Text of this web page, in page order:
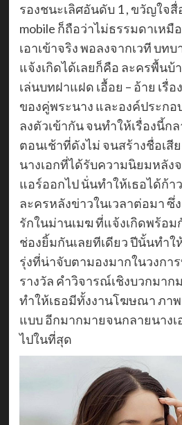
รองชนะเลิศอันดับ 1 , ขวัญใจ
mobile ก็ถือว่าไม่ธรรมดาเหมื
เอาเข้าจริง พอลงจากเวที บท
แจ้งเกิดได้เลยก็คือ ละครพื้นบ้
เล่นบทฝาแฝด เอื้อย – อ้าย เรื่
ของคู่พระนาง และองค์ประก
ลงตัวเข้ากัน จนทำให้เรื่องนี้ก
ตอนเช้าที่ดังไม่ จนสร้างชื่อเสี
นางเอกที่ได้รับความนิยมหลัง
แอร์ออกไป นั่นทำให้เธอได้ก้า
ละครหลังข่าวในเวลาต่อมา ซึ่
รักในม่านเมฆ ที่แจ้งเกิดพร้อ
ช่องยิ้มกันเลยทีเดียว ปีนั้นทำใ
รุ่งที่น่าจับตามองมากในวงกา
รางวัล คำวิจารณ์เชิงบวกมาก
ทำให้เธอมีทั้งงานโฆษณา ภา
แบบ อีกมากมายจนกลายนาง
ไปในที่สุด